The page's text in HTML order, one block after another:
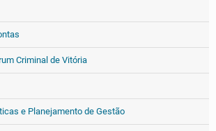
Criminal de Vitória
e Planejamento de Gestão